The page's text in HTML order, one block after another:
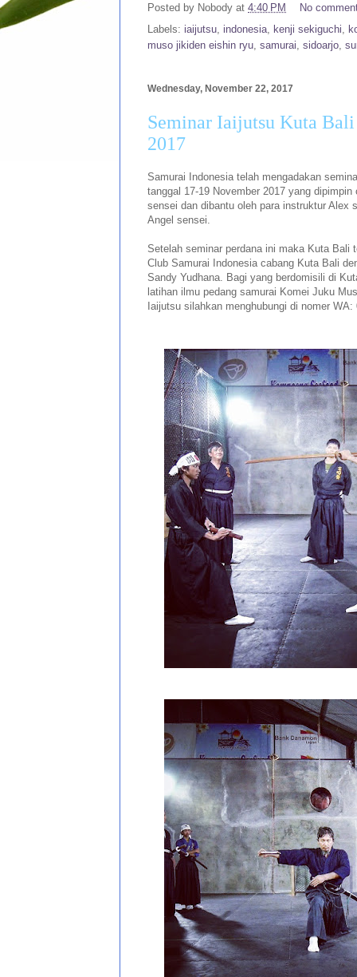
Posted by Nobody at 4:40 PM
No
Labels: iaijutsu indonesia kenji sekiguchi
muso jikiden eishin ryu samurai sidoarjo
Wednesday, November 22, 2017
Seminar Iaijutsu Kuta
2017
Samurai Indonesia telah mengadakan
tanggal 17-19 November 2017 yang
sensei dan dibantu oleh para instruktur Alex
Angel sensei.
Setelah seminar perdana ini maka Kuta Bali
Club Samurai Indonesia cabang Kuta Bali
Sandy Yudhana. Bagi yang berdomisili di
latihan ilmu pedang samurai Komei Juku
Iaijutsu silahkan menghubungi di nomer